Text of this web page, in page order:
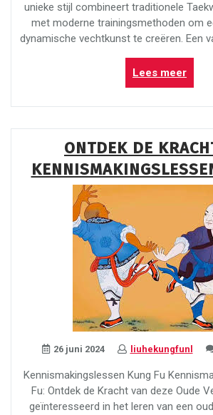
unieke stijl combineert traditionele
met moderne trainingsmethoden om
dynamische vechtkunst te creëren. Een
Lees meer
de
32:
Een
ONTDEK DE
26 juni 2024 liuhekungfunl
Kennismakingslessen Kung Fu
Fu: Ontdek de Kracht van deze Oude
geïnteresseerd in het leren van een